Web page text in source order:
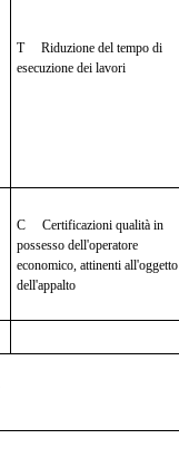
T Riduzione del tempo di
esecuzione dei lavori
C Certificazioni qualità in
possesso dell'operatore
economico, attinenti all'oggetto
dell'appalto